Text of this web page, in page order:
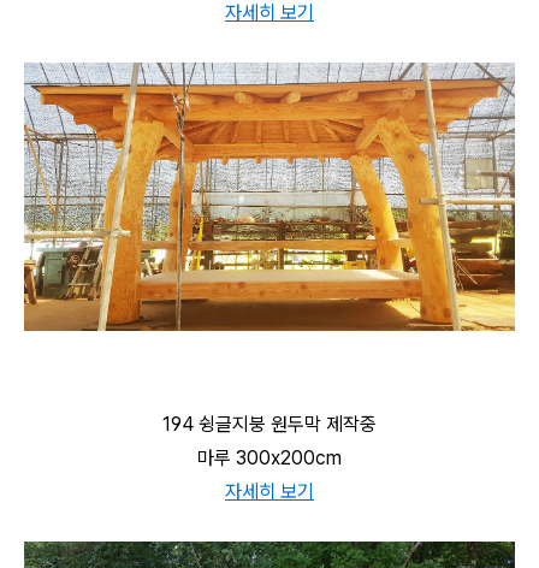
자세히 보기
194 슁글지붕 원두막 제작중
마루 300x200cm
자세히 보기